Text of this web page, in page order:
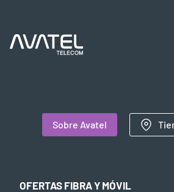
Sobre Avatel
OFERTAS FIBRA Y MÓVIL